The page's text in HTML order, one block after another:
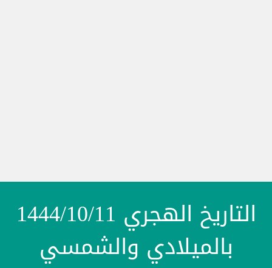
التاريخ الهجري 1444/10/11
بالميلادي والشمسي